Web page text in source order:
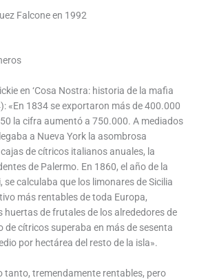
Falcone en 1992
en ‘Cosa Nostra: historia de la mafia
«En 1834 se exportaron más de 400.000
la cifra aumentó a 750.000. A mediados
a Nueva York la asombrosa
de cítricos italianos anuales, la
de Palermo. En 1860, el año de la
se calculaba que los limonares de Sicilia
más rentables de toda Europa,
huertas de frutales de los alrededores de
de cítricos superaba en más de sesenta
por hectárea del resto de la isla».
tanto, tremendamente rentables, pero